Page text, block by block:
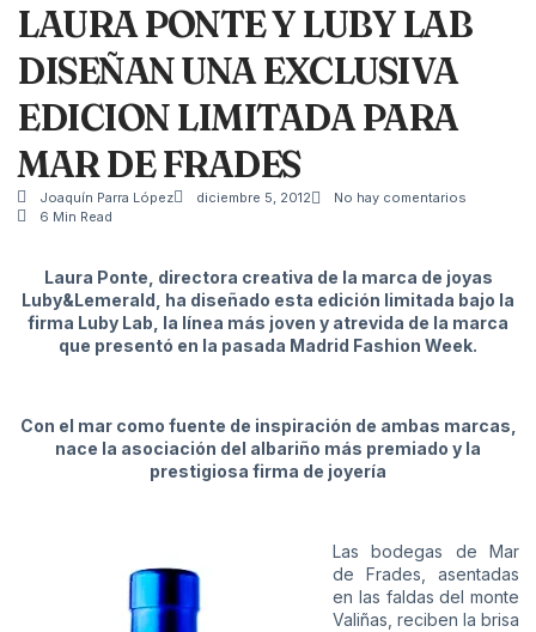
LAURA PONTE Y LUBY LAB
DISEÑAN UNA EXCLUSIVA
EDICION LIMITADA PARA
MAR DE FRADES
Joaquín Parra López diciembre 5, 2012
No hay comentarios
6 Min Read
Laura Ponte, directora creativa de la marca de joyas
Luby&Lemerald, ha diseñado esta edición limitada bajo la
firma Luby Lab, la línea más joven y atrevida de la marca
que presentó en la pasada Madrid Fashion Week.
Con el mar como fuente de inspiración de ambas marcas,
nace la asociación del albariño más premiado y la
prestigiosa firma de joyería
Las bodegas de Mar
de Frades, asentadas
en las faldas del monte
Valiñas, reciben la brisa